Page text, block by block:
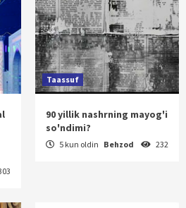
Taassuf
90 yillik nashrning mayog'i
so'ndimi?
5 kun oldin Behzod 232